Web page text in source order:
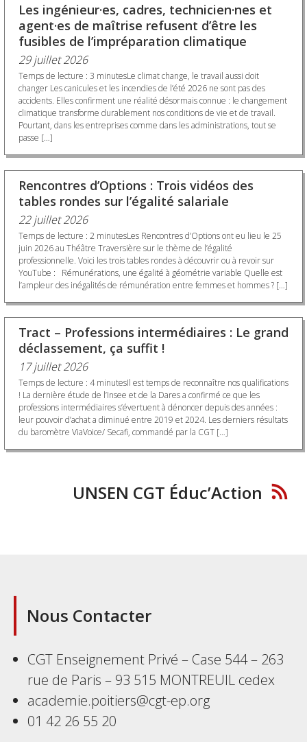
Les ingénieur·es, cadres, technicien·nes et
agent·es de maîtrise refusent d’être les
fusibles de l’impréparation climatique
29 juillet 2026
Temps de lecture : 3 minutesLe climat change, le travail aussi doit
changer Les canicules et les incendies de l’été 2026 ne sont pas des
accidents. Elles confirment une réalité désormais connue : le changement
climatique transforme durablement nos conditions de vie et de travail.
Pourtant, dans les entreprises comme dans les administrations, tout se
passe […]
Rencontres d’Options : Trois vidéos des
tables rondes sur l’égalité salariale
22 juillet 2026
Temps de lecture : 2 minutesLes Rencontres d’Options ont eu lieu le 25
juin 2026 au Théâtre Traversière sur le thème de l’égalité
professionnelle. Voici les trois tables rondes à découvrir ou à revoir sur
YouTube : Rémunérations, une égalité à géométrie variable Quelle est
l’ampleur des inégalités de rémunération entre femmes et hommes ? […]
Tract – Professions intermédiaires : Le grand
déclassement, ça suffit !
17 juillet 2026
Temps de lecture : 4 minutesIl est temps de reconnaître nos qualifications
! La dernière étude de l’Insee et de la Dares a confirmé ce que les
professions intermédiaires s’évertuent à dénoncer depuis des années :
leur pouvoir d’achat a diminué entre 2019 et 2024. Les derniers résultats
du baromètre ViaVoice/ Secafi, commandé par la CGT […]
UNSEN CGT Éduc’Action
Nous Contacter
CGT Enseignement Privé – Case 544 – 263
rue de Paris – 93 515 MONTREUIL cedex
academie.poitiers@cgt-ep.org
01 42 26 55 20